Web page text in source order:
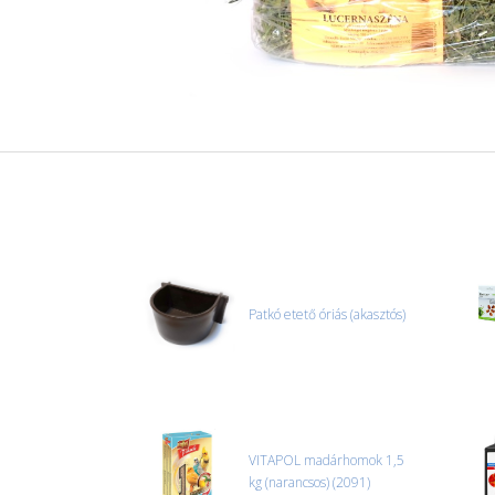
Patkó etető óriás (akasztós)
VITAPOL madárhomok 1,5
kg (narancsos) (2091)